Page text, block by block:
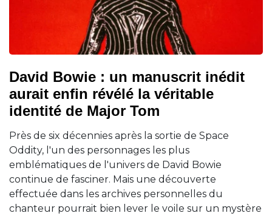
David Bowie : un manuscrit inédit
aurait enfin révélé la véritable
identité de Major Tom
Près de six décennies après la sortie de Space
Oddity, l'un des personnages les plus
emblématiques de l'univers de David Bowie
continue de fasciner. Mais une découverte
effectuée dans les archives personnelles du
chanteur pourrait bien lever le voile sur un mystère